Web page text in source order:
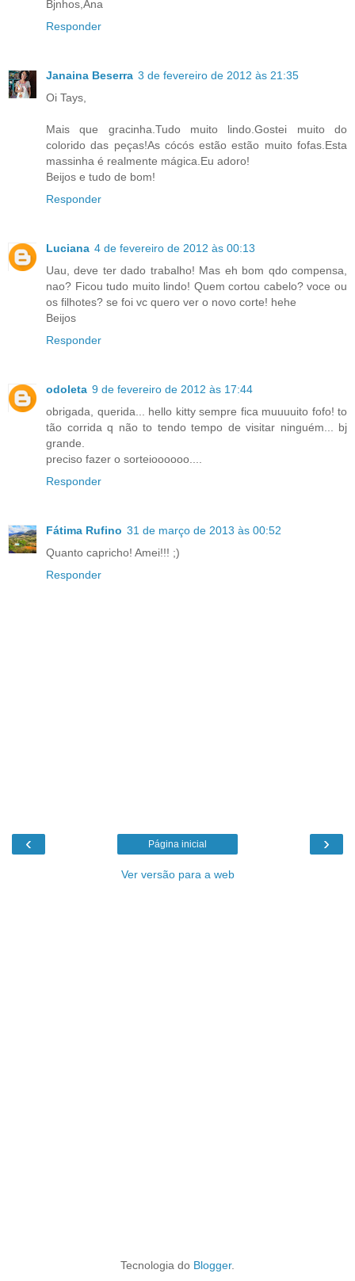
Bjnhos,Ana
Responder
Janaina Beserra 3 de fevereiro de 2012 às 21:35
Oi Tays,
Mais que gracinha.Tudo muito lindo.Gostei muito do
colorido das peças!As cócós estão estão muito fofas.Esta
massinha é realmente mágica.Eu adoro!
Beijos e tudo de bom!
Responder
Luciana 4 de fevereiro de 2012 às 00:13
Uau, deve ter dado trabalho! Mas eh bom qdo compensa,
nao? Ficou tudo muito lindo! Quem cortou cabelo? voce ou
os filhotes? se foi vc quero ver o novo corte! hehe
Beijos
Responder
odoleta 9 de fevereiro de 2012 às 17:44
obrigada, querida... hello kitty sempre fica muuuuito fofo! to
tão corrida q não to tendo tempo de visitar ninguém... bj
grande.
preciso fazer o sorteioooooo....
Responder
Fátima Rufino 31 de março de 2013 às 00:52
Quanto capricho! Amei!!! ;)
Responder
‹ ›
Página inicial
Ver versão para a web
Tecnologia do Blogger.